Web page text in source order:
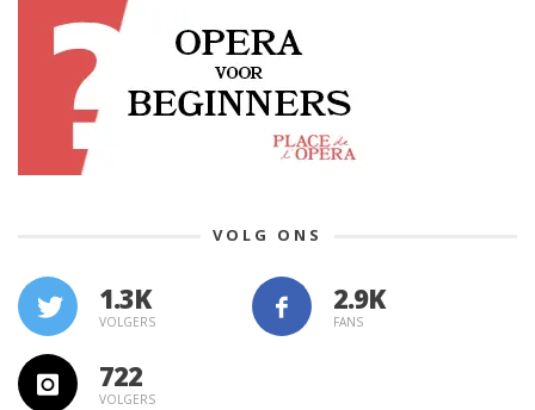
VOLG ONS
1.3K
VOLGERS FANS
722
VOLGERS